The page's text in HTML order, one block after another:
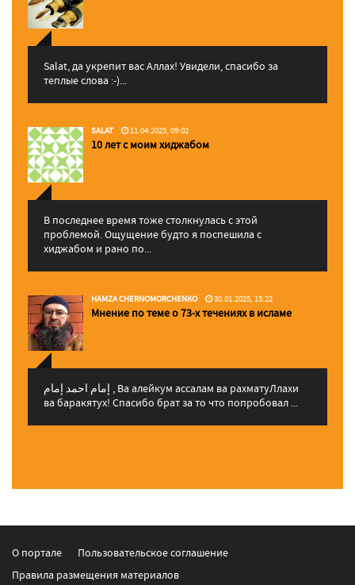
Salat, да укрепит вас Аллаx! Увидели, спасибо за
теплые слова :-)...
SALAT 11.04.2025, 09:02
10 лет с моим хиджабом
В последнее время тоже столкнулась с этой
проблемой. Ощущение будто я поспешила с
хиджабом и рано по...
HAMZA CHERNOMORCHENKO 30.01.2025, 15:22
Мнение по теме о 73-х течениях в исламе
إمام احمد إمام , Ва алейкум ассалам ва рахматуЛлахи
ва баракятух! Спасибо брат за то что попробовал ...
О портале
Пользовательское соглашение
Правила размещения материалов